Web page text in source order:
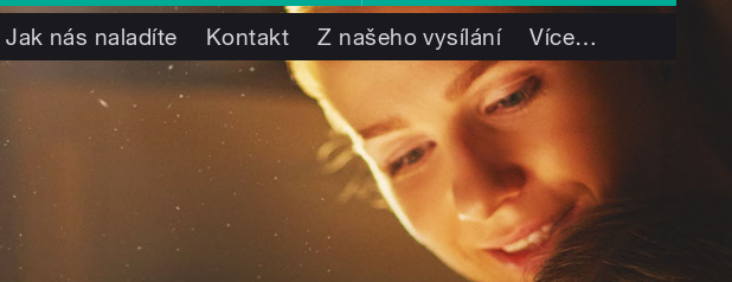
Jak nás naladíte Kontakt Z našeho vysílání Více…